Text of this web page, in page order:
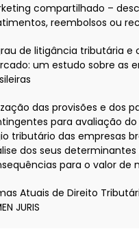
compartilhado –
reembolsos ou
de litigância tributária e
um estudo sobre as
das provisões e dos
para avaliação do
tributário das empresas
dos seus determinantes
para o valor de
Atuais de Direito
JURIS